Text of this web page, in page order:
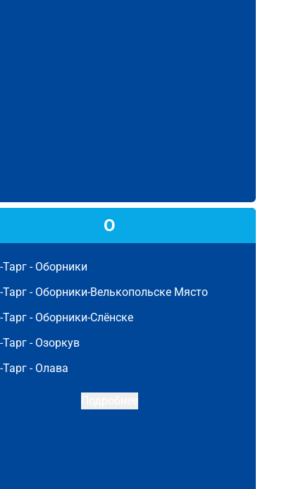
О
- Оборники
- Оборники-Велькопольске Място
- Оборники-Слёнске
- Озоркув
- Олава